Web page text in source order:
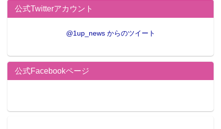
公式Twitterアカウント
@1up_news からのツイート
公式Facebookページ